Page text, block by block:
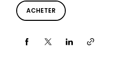
ACHETER
Partager via